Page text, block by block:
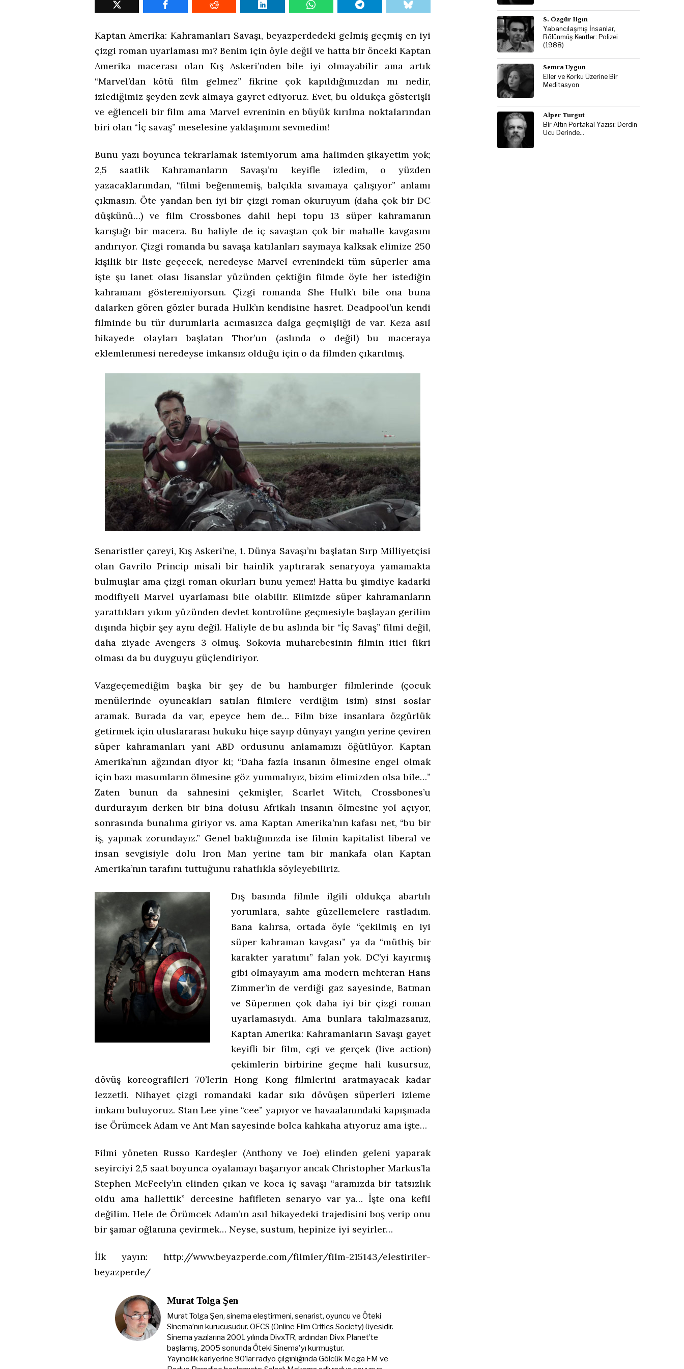
Kaptan Amerika: Kahramanları Savaşı, beyazperdedeki gelmiş geçmiş en iyi
çizgi roman uyarlaması mı? Benim için öyle değil ve hatta bir önceki Kaptan
Amerika macerası olan Kış Askeri’nden bile iyi olmayabilir ama artık
“Marvel’dan kötü film gelmez” fikrine çok kapıldığımızdan mı nedir,
izlediğimiz şeyden zevk almaya gayret ediyoruz. Evet, bu oldukça gösterişli
ve eğlenceli bir film ama Marvel evreninin en büyük kırılma noktalarından
biri olan “İç savaş” meselesine yaklaşımını sevmedim!
Bunu yazı boyunca tekrarlamak istemiyorum ama halimden şikayetim yok;
2,5 saatlik Kahramanların Savaşı’nı keyifle izledim, o yüzden
yazacaklarımdan, “filmi beğenmemiş, balçıkla sıvamaya çalışıyor” anlamı
çıkmasın. Öte yandan ben iyi bir çizgi roman okuruyum (daha çok bir DC
düşkünü…) ve film Crossbones dahil hepi topu 13 süper kahramanın
karıştığı bir macera. Bu haliyle de iç savaştan çok bir mahalle kavgasını
andırıyor. Çizgi romanda bu savaşa katılanları saymaya kalksak elimize 250
kişilik bir liste geçecek, neredeyse Marvel evrenindeki tüm süperler ama
işte şu lanet olası lisanslar yüzünden çektiğin filmde öyle her istediğin
kahramanı gösteremiyorsun. Çizgi romanda She Hulk’ı bile ona buna
dalarken gören gözler burada Hulk’ın kendisine hasret. Deadpool’un kendi
filminde bu tür durumlarla acımasızca dalga geçmişliği de var. Keza asıl
hikayede olayları başlatan Thor’un (aslında o değil) bu maceraya
eklemlenmesi neredeyse imkansız olduğu için o da filmden çıkarılmış.
Senaristler çareyi, Kış Askeri’ne, 1. Dünya Savaşı’nı başlatan Sırp Milliyetçisi
olan Gavrilo Princip misali bir hainlik yaptırarak senaryoya yamamakta
bulmuşlar ama çizgi roman okurları bunu yemez! Hatta bu şimdiye kadarki
modifiyeli Marvel uyarlaması bile olabilir. Elimizde süper kahramanların
yarattıkları yıkım yüzünden devlet kontrolüne geçmesiyle başlayan gerilim
dışında hiçbir şey aynı değil. Haliyle de bu aslında bir “İç Savaş” filmi değil,
daha ziyade Avengers 3 olmuş. Sokovia muharebesinin filmin itici fikri
olması da bu duyguyu güçlendiriyor.
Vazgeçemediğim başka bir şey de bu hamburger filmlerinde (çocuk
menülerinde oyuncakları satılan filmlere verdiğim isim) sinsi soslar
aramak. Burada da var, epeyce hem de… Film bize insanlara özgürlük
getirmek için uluslararası hukuku hiçe sayıp dünyayı yangın yerine çeviren
süper kahramanları yani ABD ordusunu anlamamızı öğütlüyor. Kaptan
Amerika’nın ağzından diyor ki; “Daha fazla insanın ölmesine engel olmak
için bazı masumların ölmesine göz yummalıyız, bizim elimizden olsa bile…”
Zaten bunun da sahnesini çekmişler, Scarlet Witch, Crossbones’u
durdurayım derken bir bina dolusu Afrikalı insanın ölmesine yol açıyor,
sonrasında bunalıma giriyor vs. ama Kaptan Amerika’nın kafası net, “bu bir
iş, yapmak zorundayız.” Genel baktığımızda ise filmin kapitalist liberal ve
insan sevgisiyle dolu Iron Man yerine tam bir mankafa olan Kaptan
Amerika’nın tarafını tuttuğunu rahatlıkla söyleyebiliriz.
Dış basında filmle ilgili oldukça abartılı
yorumlara, sahte güzellemelere rastladım.
Bana kalırsa, ortada öyle “çekilmiş en iyi
süper kahraman kavgası” ya da “müthiş bir
karakter yaratımı” falan yok. DC’yi kayırmış
gibi olmayayım ama modern mehteran Hans
Zimmer’in de verdiği gaz sayesinde, Batman
ve Süpermen çok daha iyi bir çizgi roman
uyarlamasıydı. Ama bunlara takılmazsanız,
Kaptan Amerika: Kahramanların Savaşı gayet
keyifli bir film, cgi ve gerçek (live action)
çekimlerin birbirine geçme hali kusursuz,
dövüş koreografileri 70’lerin Hong Kong filmlerini aratmayacak kadar
lezzetli. Nihayet çizgi romandaki kadar sıkı dövüşen süperleri izleme
imkanı buluyoruz. Stan Lee yine “cee” yapıyor ve havaalanındaki kapışmada
ise Örümcek Adam ve Ant Man sayesinde bolca kahkaha atıyoruz ama işte…
Filmi yöneten Russo Kardeşler (Anthony ve Joe) elinden geleni yaparak
seyirciyi 2,5 saat boyunca oyalamayı başarıyor ancak Christopher Markus’la
Stephen McFeely’ın elinden çıkan ve koca iç savaşı “aramızda bir tatsızlık
oldu ama hallettik” dercesine hafifleten senaryo var ya… İşte ona kefil
değilim. Hele de Örümcek Adam’ın asıl hikayedeki trajedisini boş verip onu
bir şamar oğlanına çevirmek… Neyse, sustum, hepinize iyi seyirler…
İlk yayın: http://www.beyazperde.com/filmler/film-215143/elestiriler-
beyazperde/
Murat Tolga Şen
Murat Tolga Şen, sinema eleştirmeni, senarist, oyuncu ve Öteki
Sinema’nın kurucusudur. OFCS (Online Film Critics Society) üyesidir.
Sinema yazılarına 2001 yılında DivxTR, ardından Divx Planet’te
başlamış, 2005 sonunda Öteki Sinema'yı kurmuştur.
Yayıncılık kariyerine 90’lar radyo çılgınlığında Gölcük Mega FM ve
S. Özgür Ilgın
Yabancılaşmış İnsanlar,
Bölünmüş Kentler: Polizei
(1988)
Semra Uygun
Eller ve Korku Üzerine Bir
Meditasyon
Alper Turgut
Bir Altın Portakal Yazısı: Derdin
Ucu Derinde…